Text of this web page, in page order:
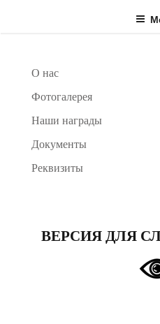
О нас
Фотогалерея
Наши награды
Документы
Реквизиты
ВЕРСИЯ ДЛЯ